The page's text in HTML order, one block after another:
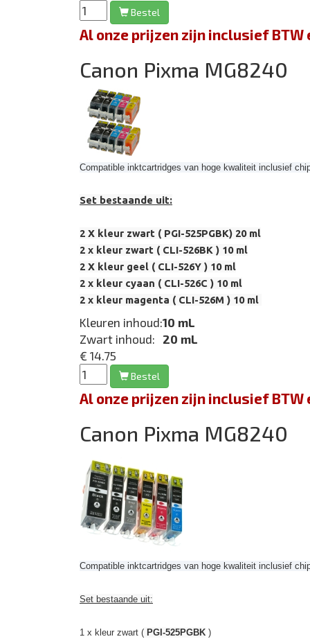
Bestel
Al onze prijzen zijn inclusief
Canon Pixma MG8240
Compatible inktcartridges van hoge kwaliteit inclusief
Set bestaande uit:
2 X kleur zwart ( PGI-525PGBK) 20 ml
2 x kleur zwart ( CLI-526BK ) 10 ml
2 X kleur geel ( CLI-526Y ) 10 ml
2 x kleur cyaan ( CLI-526C ) 10 ml
2 x kleur magenta ( CLI-526M ) 10 ml
Kleuren inhoud:10 mL
Zwart inhoud:
20 mL
€ 14.75
Bestel
Al onze prijzen zijn inclusief
Canon Pixma MG8240
Compatible inktcartridges van hoge kwaliteit inclusief
Set bestaande uit:
1 x kleur zwart ( PGI-525PGBK )